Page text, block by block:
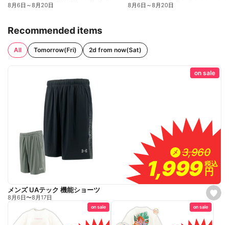
8月6日 ～8月20日 8月6日 ～8月20日
Recommended items
All Tomorrow(Fri) 2d from now(Sat)
s
e
on sale
メ 3,960
3,960
1,999
1,999税込
税込
円
円
メンズ UAテック 機能ショーツ
8月6日〜8月17日
on sale on sale